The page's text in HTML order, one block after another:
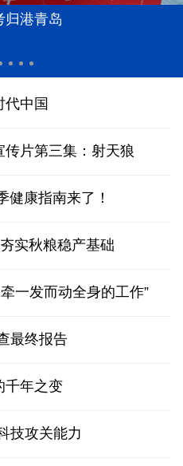
归港青岛
代中国
传片第三集：射天狼
健康指南来了！
实秋粮稳产基础
一发而动全身的工作”
最终报告
千年之变
技攻关能力